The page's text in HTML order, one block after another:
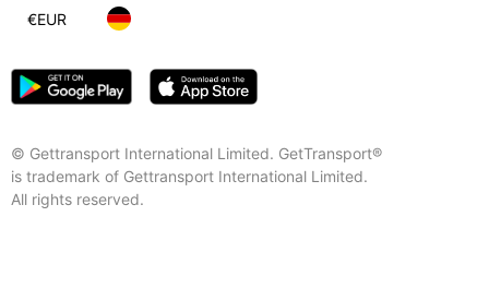
© Gettransport International Limited. GetTransport®
is trademark of Gettransport International Limited.
All rights reserved.
€EUR